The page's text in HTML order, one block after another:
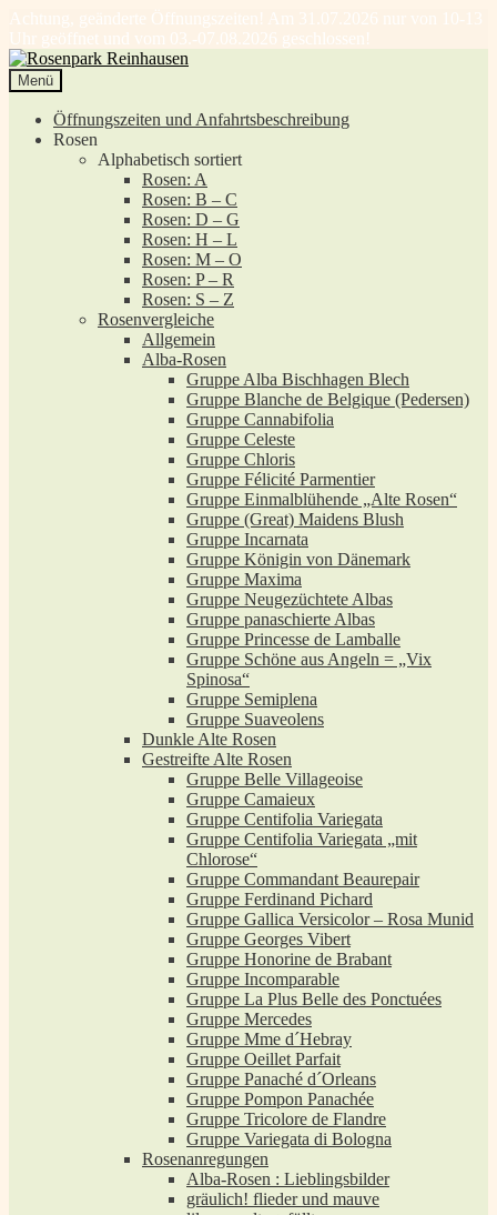
Achtung, geänderte Öffnungszeiten! Am 31.07.2026 nur von 10-13
Uhr geöffnet und vom 03.-07.08.2026 geschlossen!
Zur
Navigation
springen
Zum
Inhalt
springen
Menü
Öffnungszeiten und Anfahrtsbeschreibung
Rosen
Alphabetisch sortiert
Rosen: A
Rosen: B – C
Rosen: D – G
Rosen: H – L
Rosen: M – O
Rosen: P – R
Rosen: S – Z
Rosenvergleiche
Allgemein
Alba-Rosen
Gruppe Alba Bischhagen Blech
Gruppe Blanche de Belgique (Pedersen)
Gruppe Cannabifolia
Gruppe Celeste
Gruppe Chloris
Gruppe Félicité Parmentier
Gruppe Einmalblühende „Alte Rosen“
Gruppe (Great) Maidens Blush
Gruppe Incarnata
Gruppe Königin von Dänemark
Gruppe Maxima
Gruppe Neugezüchtete Albas
Gruppe panaschierte Albas
Gruppe Princesse de Lamballe
Gruppe Schöne aus Angeln = „Vix
Spinosa“
Gruppe Semiplena
Gruppe Suaveolens
Dunkle Alte Rosen
Gestreifte Alte Rosen
Gruppe Belle Villageoise
Gruppe Camaieux
Gruppe Centifolia Variegata
Gruppe Centifolia Variegata „mit
Chlorose“
Gruppe Commandant Beaurepair
Gruppe Ferdinand Pichard
Gruppe Gallica Versicolor – Rosa Munid
Gruppe Georges Vibert
Gruppe Honorine de Brabant
Gruppe Incomparable
Gruppe La Plus Belle des Ponctuées
Gruppe Mercedes
Gruppe Mme d´Hebray
Gruppe Oeillet Parfait
Gruppe Panaché d´Orleans
Gruppe Pompon Panachée
Gruppe Tricolore de Flandre
Gruppe Variegata di Bologna
Rosenanregungen
Alba-Rosen : Lieblingsbilder
gräulich! flieder und mauve